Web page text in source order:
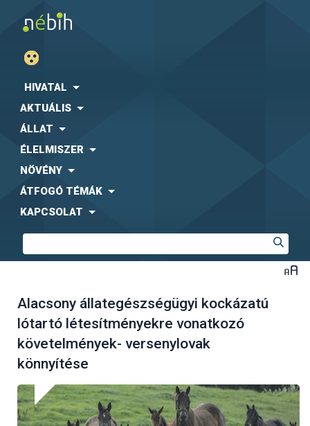
HIVATAL
AKTUÁLIS
ÁLLAT
ÉLELMISZER
NÖVÉNY
ÁTFOGÓ TÉMÁK
KAPCSOLAT
Alacsony állategészségügyi kockázatú
lótartó létesítményekre vonatkozó
követelmények- versenylovak
könnyítése